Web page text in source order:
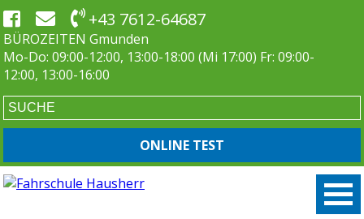
+43 7612-64687
BÜROZEITEN Gmunden
Mo-Do: 09:00-12:00, 13:00-18:00 (Mi 17:00) Fr: 09:00-
12:00, 13:00-16:00
ONLINE TEST